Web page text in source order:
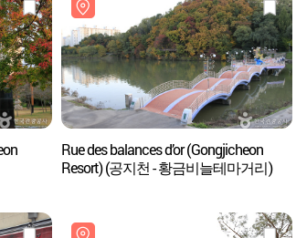
Rue des balances d’or (Gongjicheon
Resort) (공지천 - 황금비늘테마거리)